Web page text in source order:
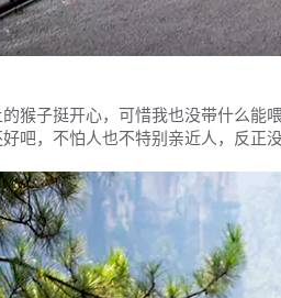
子挺开心，可惜我也没带什么能
吧，不怕人也不特别亲近人，反正